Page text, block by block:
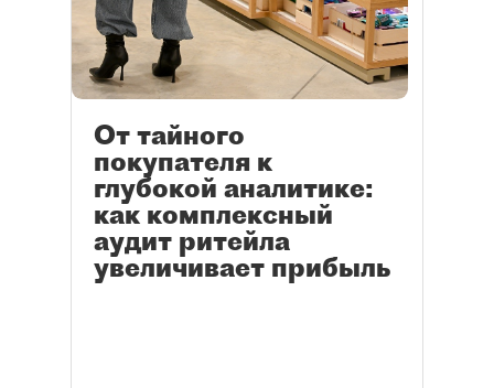
От тайного
покупателя к
глубокой аналитике:
как комплексный
аудит ритейла
увеличивает прибыль